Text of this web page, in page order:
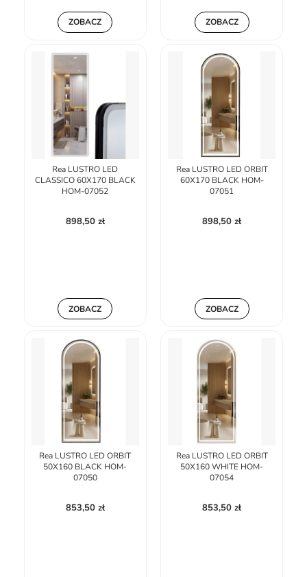
ZOBACZ ZOBACZ
Rea LUSTRO LED
CLASSICO 60X170 BLACK
HOM-07052
898,50 zł
ZOBACZ
Rea LUSTRO LED ORBIT
60X170 BLACK HOM-
07051
898,50 zł
ZOBACZ
Rea LUSTRO LED ORBIT
50X160 BLACK HOM-
07050
853,50 zł
Rea LUSTRO LED ORBIT
50X160 WHITE HOM-
07054
853,50 zł